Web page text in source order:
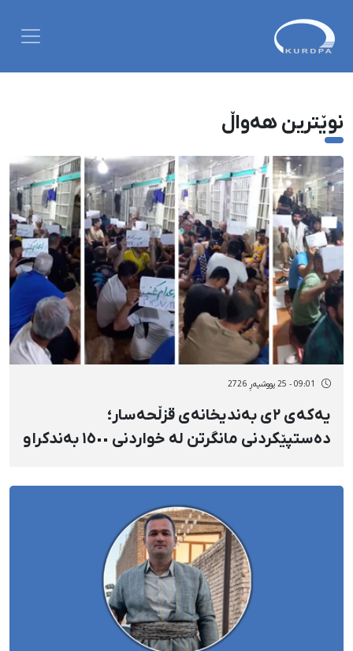
نوێترین هەواڵ
09:01 - 25 پووشپەڕ 2726
یەکەی ٢ی بەندیخانەی قزڵحەسار؛
دەستپێکردنی مانگرتن لە خواردنی ١٥٠٠ بەندکراو
لەسێدارەدان و پێبەندنەبوونی بەرپرسان بە